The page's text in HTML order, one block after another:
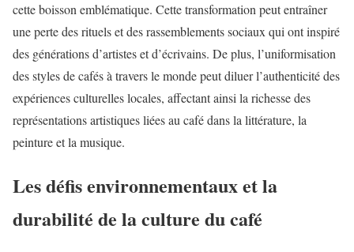
cette boisson emblématique. Cette transformation peut entraîner
une perte des rituels et des rassemblements sociaux qui ont inspiré
des générations d’artistes et d’écrivains. De plus, l’uniformisation
des styles de cafés à travers le monde peut diluer l’authenticité des
expériences culturelles locales, affectant ainsi la richesse des
représentations artistiques liées au café dans la littérature, la
peinture et la musique.
Les défis environnementaux et la
durabilité de la culture du café